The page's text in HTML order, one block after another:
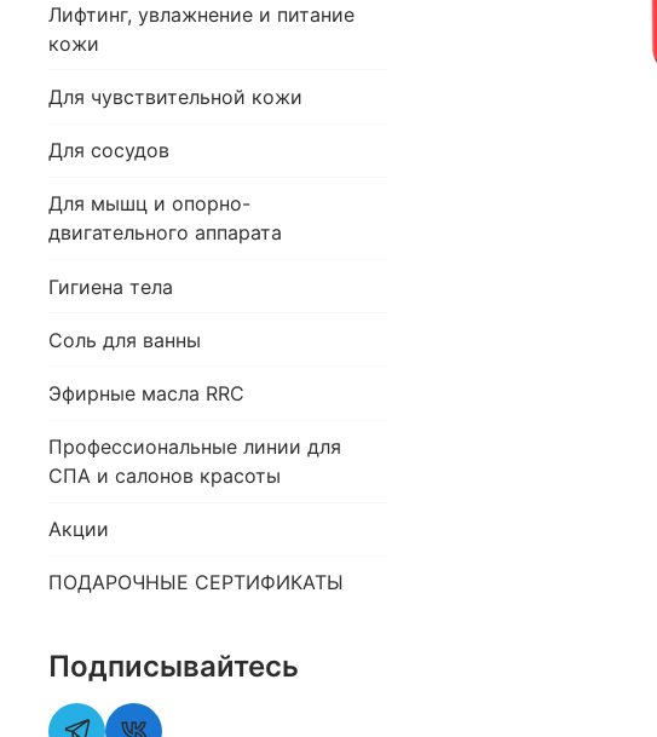
Лифтинг, увлажнение и питание
кожи
Для чувствительной кожи
Для сосудов
Для мышц и опорно-
двигательного аппарата
Гигиена тела
Соль для ванны
Эфирные масла RRC
Профессиональные линии для
СПА и салонов красоты
Акции
ПОДАРОЧНЫЕ СЕРТИФИКАТЫ
Подписывайтесь